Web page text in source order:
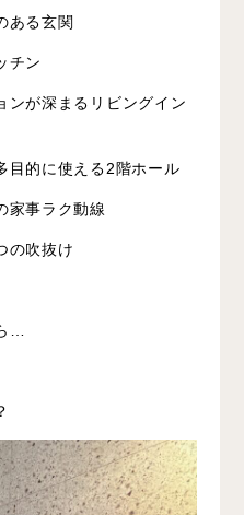
ある玄関
チン
が深まるリビングイン
的に使える2階ホール
家事ラク動線
の吹抜け
…